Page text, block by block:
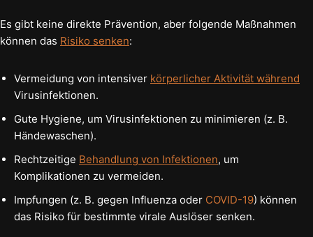
Es gibt keine direkte Prävention, aber folgende Maßnahmen
können das Risiko senken:
Vermeidung von intensiver körperlicher Aktivität während
Virusinfektionen.
Gute Hygiene, um Virusinfektionen zu minimieren (z. B.
Händewaschen).
Rechtzeitige Behandlung von Infektionen, um
Komplikationen zu vermeiden.
Impfungen (z. B. gegen Influenza oder COVID-19) können
das Risiko für bestimmte virale Auslöser senken.